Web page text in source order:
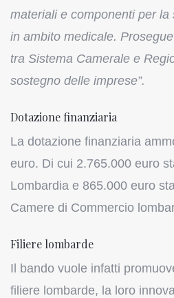
materiali e componenti per
in ambito medicale.
tra Sistema Camerale e
sostegno delle imprese”.
Dotazione finanziaria
La dotazione finanziaria
euro. Di cui 2.765.000 euro
Lombardia e 865.000 euro
Camere di Commercio
Filiere lombarde
Il bando vuole infatti
filiere lombarde, la loro